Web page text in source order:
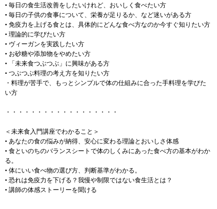
• 毎日の食生活改善をしたいけれど、おいしく食べたい方
• 毎日の子供の食事について、栄養が足りるか、など迷いがある方
• 免疫力を上げる食とは、具体的にどんな食べ方なのか今すぐ知りたい方
• 理論的に学びたい方
• ヴィーガンを実践したい方
• お砂糖や添加物をやめたい方
• 「未来食つぶつぶ」に興味がある方
• つぶつぶ料理の考え方を知りたい方
・料理が苦手で、もっとシンプルで体の仕組みに合った手料理を学びた
い方
・・・・・・・・・・・・・・・・・・
＜未来食入門講座でわかること＞
• あなたの食の悩みが納得、安心に変わる理論とおいしさ体感
• 食といのちのバランスシートで体のしくみにあった食べ方の基本がわか
る。
• 体にいい食べ物の選び方、判断基準がわかる。
• 恐れは免疫力を下げる？我慢や制限ではない食生活とは？
• 講師の体感ストーリーを聞ける